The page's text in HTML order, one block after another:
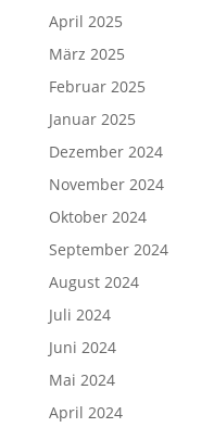
April 2025
März 2025
Februar 2025
Januar 2025
Dezember 2024
November 2024
Oktober 2024
September 2024
August 2024
Juli 2024
Juni 2024
Mai 2024
April 2024